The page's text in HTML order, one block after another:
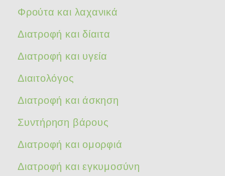
Φρούτα και λαχανικά
Διατροφή και δίαιτα
Διατροφή και υγεία
Διαιτολόγος
Διατροφή και άσκηση
Συντήρηση βάρους
Διατροφή και ομορφιά
Διατροφή και εγκυμοσύνη